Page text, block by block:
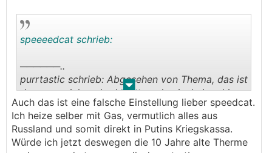
Ernst gemeinte Frage.
. .
speeeedcat schrieb:
──────..
purrtastic schrieb: Abgesehen von Thema, das ist
das was mich so bedrückt, und nein, keiner hier
kann irgendwas dafür und es ist ja eh egal, was
Össis da machen, aber die Welt geht vor die
Hunde und es wird über höhere Kurse gejubelt..
───────────────
Auch das ist eine falsche Einstellung lieber speedcat.
Ich heize selber mit Gas, vermutlich alles aus
Russland und somit direkt in Putins Kriegskassa.
Würde ich jetzt deswegen die 10 Jahre alte Therme